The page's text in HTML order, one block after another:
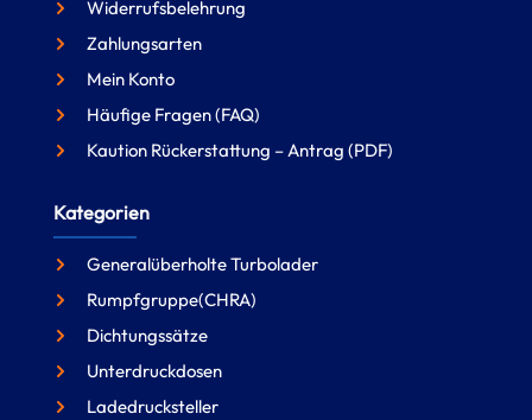
Widerrufsbelehrung
Zahlungsarten
Mein Konto
Häufige Fragen (FAQ)
Kaution Rückerstattung – Antrag (PDF)
Kategorien
Generalüberholte Turbolader
Rumpfgruppe(CHRA)
Dichtungssätze
Unterdruckdosen
Ladedrucksteller